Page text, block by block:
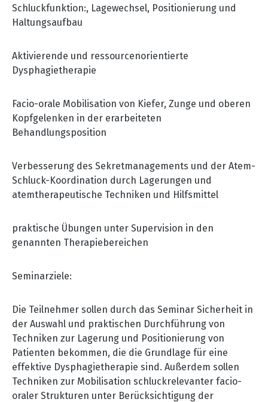
Schluckfunktion:, Lagewechsel, Positionierung und
Haltungsaufbau
Aktivierende und ressourcenorientierte
Dysphagietherapie
Facio-orale Mobilisation von Kiefer, Zunge und oberen
Kopfgelenken in der erarbeiteten
Behandlungsposition
Verbesserung des Sekretmanagements und der Atem-
Schluck-Koordination durch Lagerungen und
atemtherapeutische Techniken und Hilfsmittel
praktische Übungen unter Supervision in den
genannten Therapiebereichen
Seminarziele:
Die Teilnehmer sollen durch das Seminar Sicherheit in
der Auswahl und praktischen Durchführung von
Techniken zur Lagerung und Positionierung von
Patienten bekommen, die die Grundlage für eine
effektive Dysphagietherapie sind. Außerdem sollen
Techniken zur Mobilisation schluckrelevanter facio-
oraler Strukturen unter Berücksichtigung der